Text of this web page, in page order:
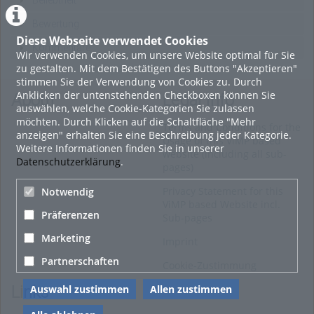
Diese Webseite verwendet Cookies
Wir verwenden Cookies, um unsere Website optimal für Sie
zu gestalten. Mit dem Bestätigen des Buttons "Akzeptieren"
stimmen Sie der Verwendung von Cookies zu. Durch
Anklicken der untenstehenden Checkboxen können Sie
auswählen, welche Cookie-Kategorien Sie zulassen
möchten. Durch Klicken auf die Schaltfläche "Mehr
anzeigen" erhalten Sie eine Beschreibung jeder Kategorie.
Weitere Informationen finden Sie in unserer
Datenschutzerklärung.
Notwendig
Präferenzen
Marketing
Partnerschaften
Auswahl zustimmen
Allen zustimmen
Kommentare
About Legal Info
Terms and Conditions for the
Usage of this ViMP based
website (including all sub-
Links